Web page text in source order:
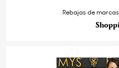
Rebajas de